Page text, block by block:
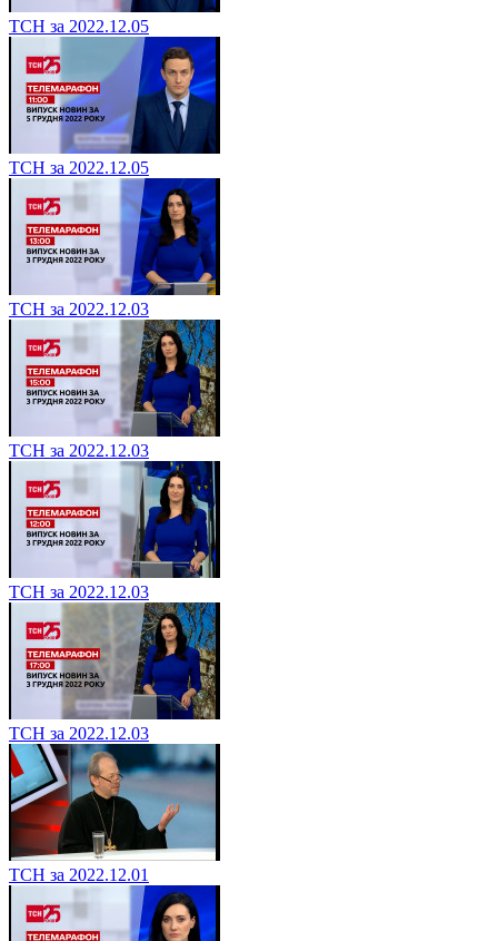
ТСН за 2022.12.05
ТСН за 2022.12.05
ТСН за 2022.12.03
ТСН за 2022.12.03
ТСН за 2022.12.03
ТСН за 2022.12.03
ТСН за 2022.12.01